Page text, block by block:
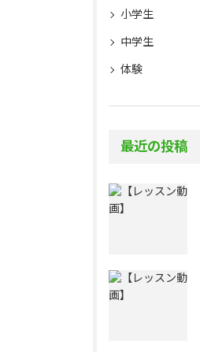
小学生
中学生
体験
最近の投稿